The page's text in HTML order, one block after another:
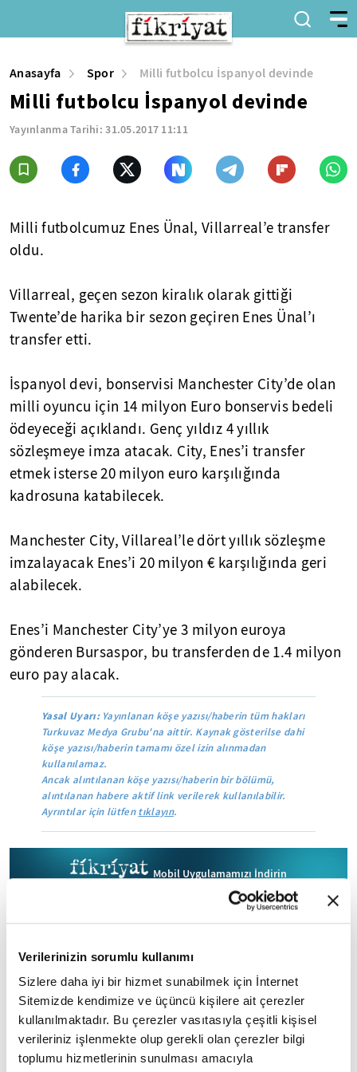
Verilerinizin sorumlu kullanımı
Sizlere daha iyi bir hizmet sunabilmek için İnternet
Sitemizde kendimize ve üçüncü kişilere ait çerezler
kullanılmaktadır. Bu çerezler vasıtasıyla çeşitli kişisel
verileriniz işlenmekte olup gerekli olan çerezler bilgi
toplumu hizmetlerinin sunulması amacıyla
Anasayfa Spor Milli futbolcu İspanyol devinde
Milli futbolcu İspanyol devinde
Yayınlanma Tarihi:31.05.2017 11:11
Milli futbolcumuz Enes Ünal, Villarreal’e transfer
oldu.
Villarreal, geçen sezon kiralık olarak gittiği
Twente’de harika bir sezon geçiren Enes Ünal’ı
transfer etti.
İspanyol devi, bonservisi Manchester City’de olan
milli oyuncu için 14 milyon Euro bonservis bedeli
ödeyeceği açıklandı. Genç yıldız 4 yıllık
sözleşmeye imza atacak. City, Enes’i transfer
etmek isterse 20 milyon euro karşılığında
kadrosuna katabilecek.
Manchester City, Villareal’le dört yıllık sözleşme
imzalayacak Enes’i 20 milyon € karşılığında geri
alabilecek.
Enes’i Manchester City’ye 3 milyon euroya
gönderen Bursaspor, bu transferden de 1.4 milyon
euro pay alacak.
Yasal Uyarı:Yayınlanan köşe yazısı/haberin tüm hakları
Turkuvaz Medya Grubu'na aittir. Kaynak gösterilse dahi
köşe yazısı/haberin tamamı özel izin alınmadan
kullanılamaz.
Ancak alıntılanan köşe yazısı/haberin bir bölümü,
alıntılanan habere aktif link verilerek kullanılabilir.
Ayrıntılar için lütfentıklayın.
Mobil Uygulamamızı İndirin
İLGİNİZİ ÇEKEBİLECEK DİĞER MAKALELER